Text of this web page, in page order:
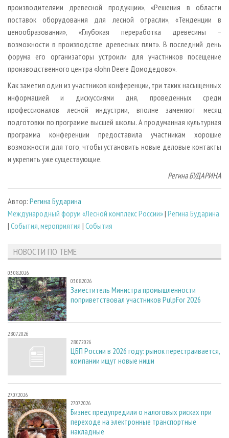
производителями древесной продукции», «Решения в области
поставок оборудования для лесной отрасли», «Тенденции в
ценообразовании», «Глубокая переработка древесины −
возможности в производстве древесных плит». В последний день
форума его организаторы устроили для участников посещение
производственного центра «John Deere Домодедово».
Как заметил один из участников конференции, три таких насыщенных
информацией и дискуссиями дня, проведенных среди
профессионалов лесной индустрии, вполне заменяют месяц
подготовки по программе высшей школы. А продуманная культурная
программа конференции предоставила участникам хорошие
возможности для того, чтобы установить новые деловые контакты
и укрепить уже существующие.
Регина БУДАРИНА
Автор: Регина Бударина
Международный форум «Лесной комплекс России»| Регина Бударина
| События, мероприятия | События
НОВОСТИ ПО ТЕМЕ
03.08.2026
03.08.2026
Заместитель Министра промышленности
поприветствовал участников PulpFor 2026
28.07.2026
28.07.2026
ЦБП России в 2026 году: рынок перестраивается,
компании ищут новые ниши
27.07.2026
27.07.2026
Бизнес предупредили о налоговых рисках при
переходе на электронные транспортные
накладные